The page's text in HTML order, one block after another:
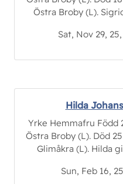
Östra Broby (L).
Sat, Nov 29,
Hilda
Yrke Hemmafru Född
Östra Broby (L). Död
Glimåkra (L). Hilda
Sun, Feb 16,